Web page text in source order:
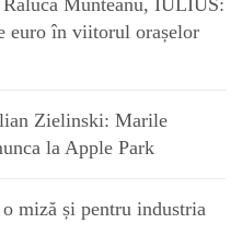
Munteanu, IULIUS:
euro în viitorul orașelor
Zielinski: Marile
la Apple Park
miză și pentru industria